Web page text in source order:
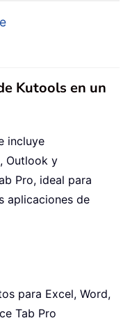
Kutools en un
incluye
Outlook y
Pro, ideal para
aplicaciones de
para Excel, Word,
Tab Pro